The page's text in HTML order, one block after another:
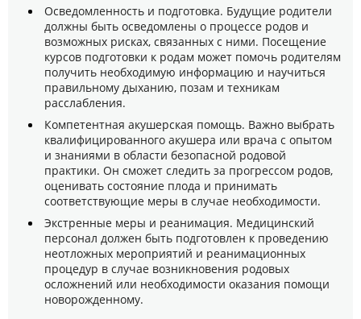
Осведомленность и подготовка. Будущие родители
должны быть осведомлены о процессе родов и
возможных рисках, связанных с ними. Посещение
курсов подготовки к родам может помочь родителям
получить необходимую информацию и научиться
правильному дыханию, позам и техникам
расслабления.
Компетентная акушерская помощь. Важно выбрать
квалифицированного акушера или врача с опытом
и знаниями в области безопасной родовой
практики. Он сможет следить за прогрессом родов,
оценивать состояние плода и принимать
соответствующие меры в случае необходимости.
Экстренные меры и реанимация. Медицинский
персонал должен быть подготовлен к проведению
неотложных мероприятий и реанимационных
процедур в случае возникновения родовых
осложнений или необходимости оказания помощи
новорожденному.